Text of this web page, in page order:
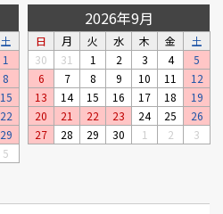
土
1
8
15
22
29
5
2026年9月
日 月 火 水 木 金
土
30
31 1 2 3 4
5
6
7 8 9 10 11
12
13
14 15 16 17 18
19
20
21 22 23 24 25
26
27
28 29 30 1 2 3